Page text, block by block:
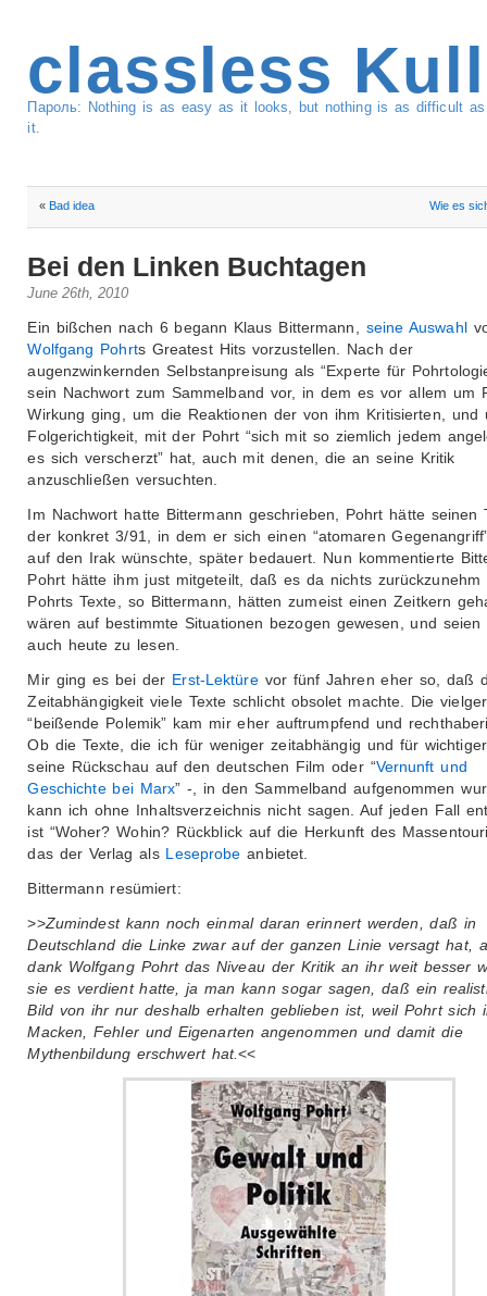
classless
Пароль: Nothing is as easy as it looks, but nothing is as difficult
it.
«Bad idea Wie es
Bei den Linken Buchtagen
June 26th, 2010
Ein bißchen nach 6 begann Klaus Bittermann, seine Auswahl
Wolfgang Pohrts Greatest Hits vorzustellen. Nach der
augenzwinkernden Selbstanpreisung als “Experte für
sein Nachwort zum Sammelband vor, in dem es vor allem um
Wirkung ging, um die Reaktionen der von ihm Kritisierten, und
Folgerichtigkeit, mit der Pohrt “sich mit so ziemlich jedem
es sich verscherzt” hat, auch mit denen, die an seine Kritik
anzuschließen versuchten.
Im Nachwort hatte Bittermann geschrieben, Pohrt hätte seinen
der konkret 3/91, in dem er sich einen “atomaren
auf den Irak wünschte, später bedauert. Nun kommentierte
Pohrt hätte ihm just mitgeteilt, daß es da nichts zurückzunehm
Pohrts Texte, so Bittermann, hätten zumeist einen Zeitkern
wären auf bestimmte Situationen bezogen gewesen, und seien
auch heute zu lesen.
Mir ging es bei der Erst-Lektürevor fünf Jahren eher so, daß
Zeitabhängigkeit viele Texte schlicht obsolet machte. Die
“beißende Polemik” kam mir eher auftrumpfend und
Ob die Texte, die ich für weniger zeitabhängig und für
seine Rückschau auf den deutschen Film oder “Vernunft und
Geschichte bei Marx” -, in den Sammelband aufgenommen
kann ich ohne Inhaltsverzeichnis nicht sagen. Auf jeden Fall
ist “Woher? Wohin? Rückblick auf die Herkunft des
das der Verlag als Leseprobe anbietet.
Bittermann resümiert:
>>Zumindest kann noch einmal daran erinnert werden, daß in
Deutschland die Linke zwar auf der ganzen Linie versagt hat,
dank Wolfgang Pohrt das Niveau der Kritik an ihr weit besser
sie es verdient hatte, ja man kann sogar sagen, daß ein
Bild von ihr nur deshalb erhalten geblieben ist, weil Pohrt sich
Macken, Fehler und Eigenarten angenommen und damit die
Mythenbildung erschwert hat.<<